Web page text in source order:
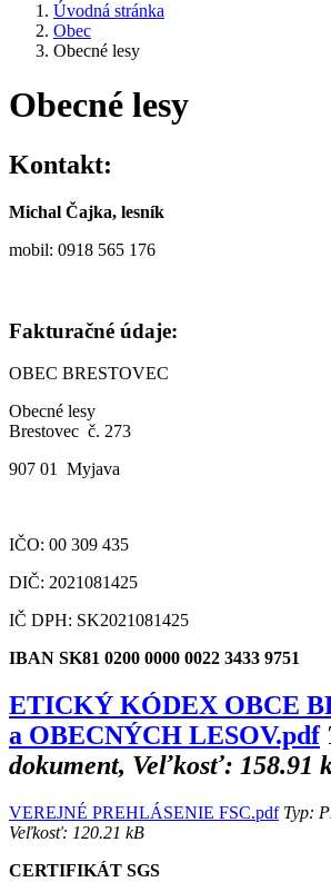
Úvodná stránka
Obec
Obecné lesy
Obecné lesy
Kontakt:
Michal Čajka, lesník
mobil: 0918 565 176
Fakturačné údaje:
OBEC BRESTOVEC
Obecné lesy
Brestovec č. 273
907 01 Myjava
IČO: 00 309 435
DIČ: 2021081425
IČ DPH: SK2021081425
IBAN SK81 0200 0000 0022 3433 9751
ETICKÝ KÓDEX OBCE
a OBECNÝCH LESOV.pdf
dokument, Veľkosť: 158.91
VEREJNÉ PREHLÁSENIE FSC.pdfTyp:
Veľkosť: 120.21 kB
CERTIFIKÁT SGS